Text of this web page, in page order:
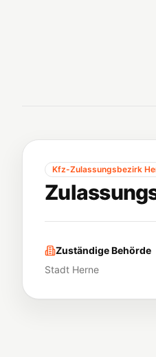
Kfz-Zulassungsbezirk
Zuständige Behörde
Stadt Herne